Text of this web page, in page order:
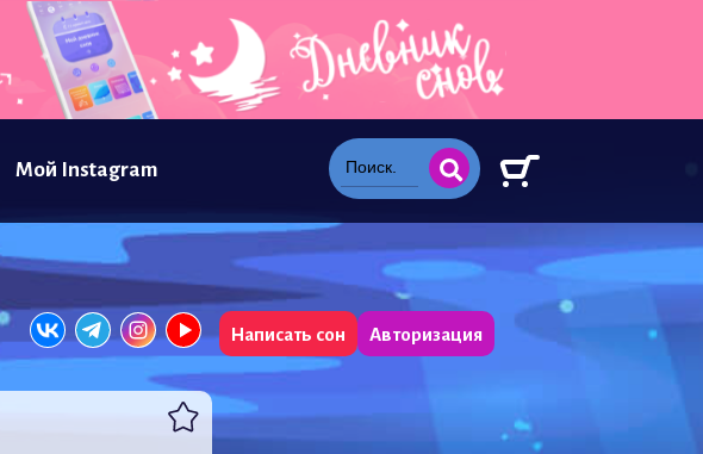
Мой Instagram
Написать сон Авторизация